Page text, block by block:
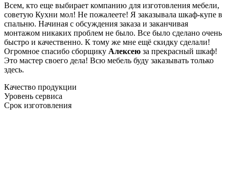
Всем, кто еще выбирает компанию для изготовления мебели,
советую Кухни мол! Не пожалеете! Я заказывала шкаф-купе в
спальню. Начиная с обсуждения заказа и заканчивая
монтажом никаких проблем не было. Все было сделано очень
быстро и качественно. К тому же мне ещё скидку сделали!
Огромное спасибо сборщику Алексею за прекрасный шкаф!
Это мастер своего дела! Всю мебель буду заказывать только
здесь.
Качество продукции
Уровень сервиса
Срок изготовления